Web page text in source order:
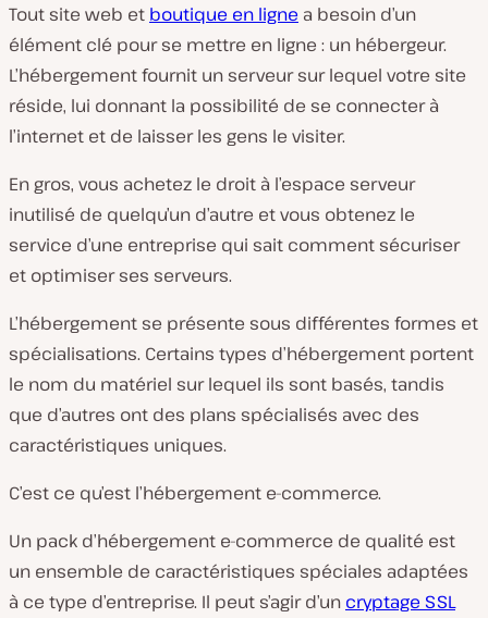
a
v
i
d
o
Tout site web et boutique en ligne a besoin d’un
élément clé pour se mettre en ligne : un hébergeur.
L’hébergement fournit un serveur sur lequel votre site
réside, lui donnant la possibilité de se connecter à
l’internet et de laisser les gens le visiter.
En gros, vous achetez le droit à l’espace serveur
inutilisé de quelqu’un d’autre et vous obtenez le
service d’une entreprise qui sait comment sécuriser
et optimiser ses serveurs.
L’hébergement se présente sous différentes formes et
spécialisations. Certains types d’hébergement portent
le nom du matériel sur lequel ils sont basés, tandis
que d’autres ont des plans spécialisés avec des
caractéristiques uniques.
C’est ce qu’est l’hébergement e-commerce.
Un pack d’hébergement e-commerce de qualité est
un ensemble de caractéristiques spéciales adaptées
à ce type d’entreprise. Il peut s’agir d’un cryptage SSL